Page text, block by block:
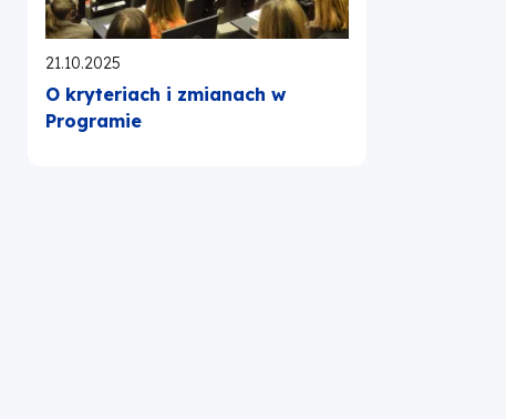
21.10.2025
O kryteriach i zmianach w
Programie